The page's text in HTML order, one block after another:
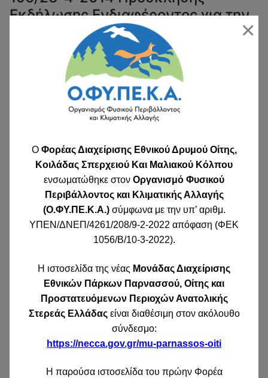
Εκδήλωσης Ενδιαφέροντος για την
Προμήθεια και Τοποθέτηση
Ενημερωτικών Πινακίδων
28/04/2015 ΠΡΟΚΗΡΎΞΕΙΣ
ΣΧΕΔΙΟ ΔΕΙΚΤΗ ΟΡΙΩΝ ΚΑΖ ΣΧΕΔΙΟ ΠΙΝΑΚΙΔΑΣ ΜΕ
ΣΤΕΓΗ ΣΧΕΔΙΟ ΠΙΝΑΚΙΔΑΣ ΚΑΤΕΥΘΥΝΣΗΣ ΑΡ. ΠΡΩΤ.
ΔΙΑΒΆΣΤΕ ΠΕΡΙΣΣΌΤΕΡΑ →
Επαναπροκήρυξη Πρόχειρου
Διαγωνισμού επιλογής Αναδόχου
Συμβούλου για την επικαιροποίηση
της Ειδικής Περιβαλλοντικής
Μελέτης (Ε.Π.Μ.) για το όρος Οίτη
και εκπόνηση σχεδίου Π.Δ. για τον
χαρακτηρισμό της
προστατευόμενης περιοχής
×
O Φορέας Διαχείρισης Εθνικού Δρυμού Οίτης,
Κοιλάδας Σπερχειού Και Μαλιακού Κόλπου
ενσωματώθηκε στον Οργανισμό Φυσικού
Περιβάλλοντος και Κλιματικής Αλλαγής
(Ο.ΦΥ.ΠΕ.Κ.Α.)σύμφωνα με την υπ’ αριθμ.
ΥΠΕΝ/ΔΝΕΠ/4261/208/9-2-2022 απόφαση (ΦΕΚ
1056/Β/10-3-2022).
Η ιστοσελίδα της νέας Μονάδας Διαχείρισης
Εθνικών Πάρκων Παρνασσού, Οίτης και
Προστατευόμενων Περιοχών Ανατολικής
Στερεάς Ελλάδας είναι διαθέσιμη στον ακόλουθο
σύνδεσμο:
https://necca.gov.gr/mu-parnassos-oiti
Η παρούσα ιστοσελίδα του πρώην Φορέα